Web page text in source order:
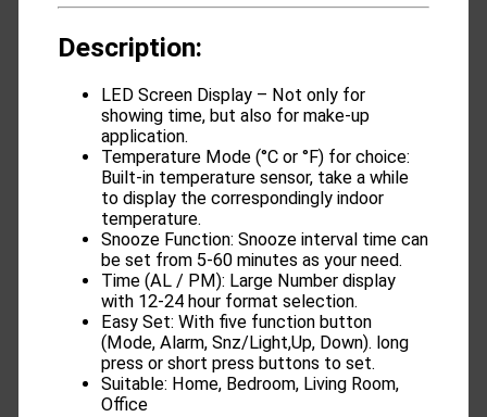
Description:
LED Screen Display – Not only for
showing time, but also for make-up
application.
Temperature Mode (°C or °F) for choice:
Built-in temperature sensor, take a while
to display the correspondingly indoor
temperature.
Snooze Function: Snooze interval time can
be set from 5-60 minutes as your need.
Time (AL / PM): Large Number display
with 12-24 hour format selection.
Easy Set: With five function button
(Mode, Alarm, Snz/Light,Up, Down). long
press or short press buttons to set.
Suitable: Home, Bedroom, Living Room,
Office